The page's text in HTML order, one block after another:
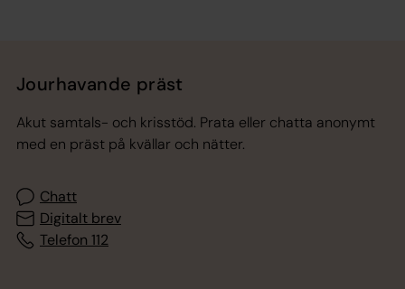
Jourhavande präst
Akut samtals- och krisstöd. Prata eller chatta anonymt
med en präst på kvällar och nätter.
Chatt
Digitalt brev
Telefon 112